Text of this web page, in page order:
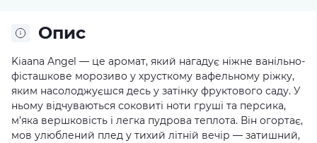
Опис
Kiaana Angel — це аромат, який нагадує ніжне ванільно-
фісташкове морозиво у хрусткому вафельному ріжку,
яким насолоджуєшся десь у затінку фруктового саду. У
ньому відчуваються соковиті ноти груші та персика,
м’яка вершковість і легка пудрова теплота. Він огортає,
мов улюблений плед у тихий літній вечір — затишний,